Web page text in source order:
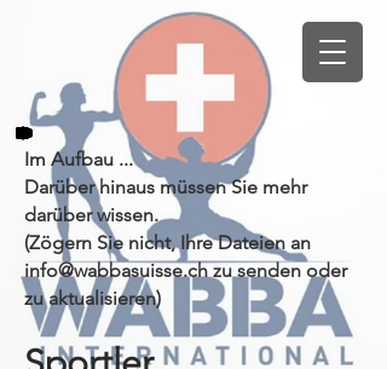
Im Aufbau ...
Darüber hinaus müssen Sie mehr
darüber wissen.
(Zögern Sie nicht, Ihre Dateien an
info@wabbasuisse.chzu senden oder
zu aktualisieren)